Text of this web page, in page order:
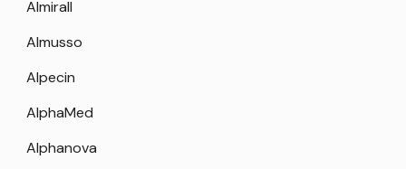
Almirall
Almusso
Alpecin
AlphaMed
Alphanova